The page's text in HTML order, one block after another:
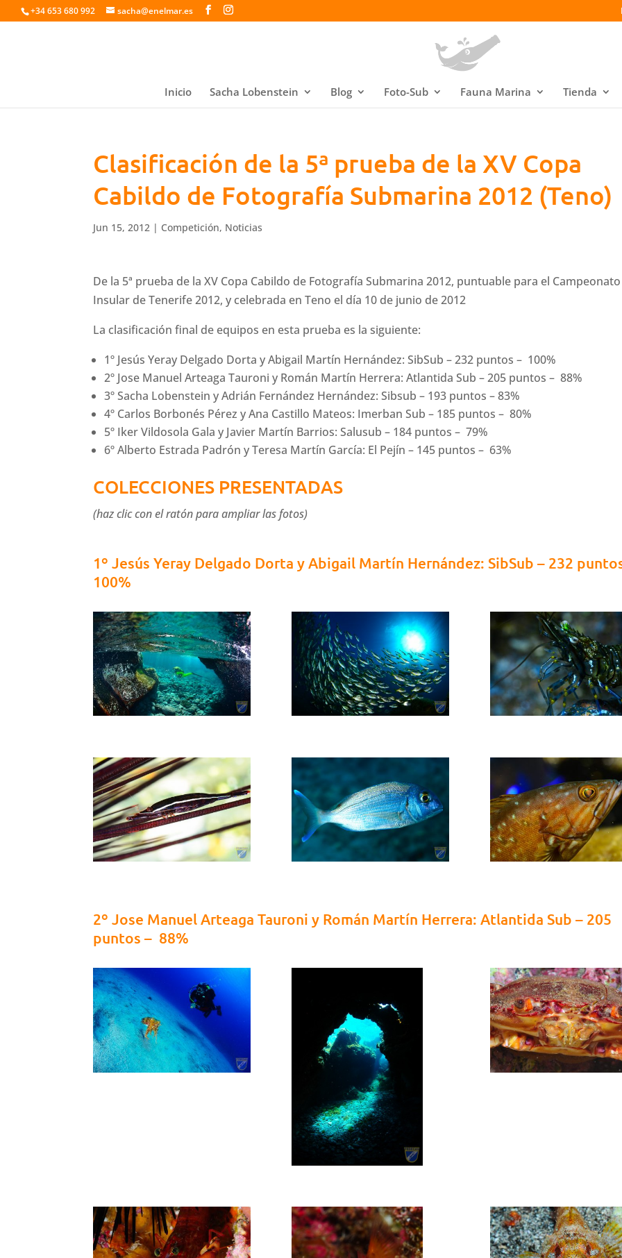
+34 653 680 992 sacha@enelmar.es
Inicio Sacha Lobenstein Blog Foto-Sub Fauna Marina Tienda
Clasificación de la 5ª prueba de la XV Copa
Cabildo de Fotografía Submarina 2012 (Teno)
Jun 15, 2012 | Competición, Noticias
De la 5ª prueba de la XV Copa Cabildo de Fotografía Submarina 2012, puntuable para el Campeonato
Insular de Tenerife 2012, y celebrada en Teno el día 10 de junio de 2012
La clasificación final de equipos en esta prueba es la siguiente:
1º Jesús Yeray Delgado Dorta y Abigail Martín Hernández: SibSub – 232 puntos – 100%
2º Jose Manuel Arteaga Tauroni y Román Martín Herrera: Atlantida Sub – 205 puntos – 88%
3º Sacha Lobenstein y Adrián Fernández Hernández: Sibsub – 193 puntos – 83%
4º Carlos Borbonés Pérez y Ana Castillo Mateos: Imerban Sub – 185 puntos – 80%
5º Iker Vildosola Gala y Javier Martín Barrios: Salusub – 184 puntos – 79%
6º Alberto Estrada Padrón y Teresa Martín García: El Pejín – 145 puntos – 63%
COLECCIONES PRESENTADAS
(haz clic con el ratón para ampliar las fotos)
1º Jesús Yeray Delgado Dorta y Abigail Martín Hernández: SibSub – 232
100%
2º Jose Manuel Arteaga Tauroni y Román Martín Herrera: Atlantida Sub – 205
puntos – 88%